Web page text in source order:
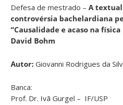
Defesa de mestrado –A
controvérsia bachelardiana
“Causalidade e acaso na
David Bohm
Autor: Giovanni Rodrigues da
Banca:
Prof. Dr. Ivã Gurgel – IF/USP